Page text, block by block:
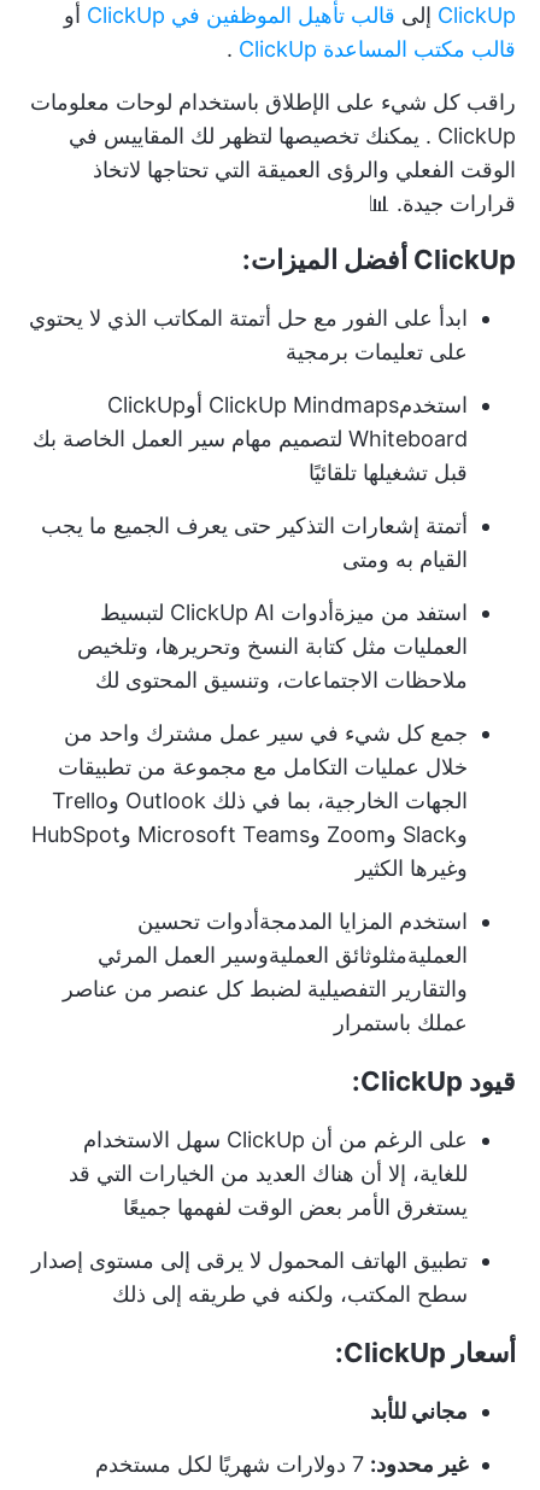
ClickUp إلى قالب تأهيل الموظفين في ClickUp
أو
قالب مكتب المساعدة ClickUp
.
راقب كل شيء على الإطلاق باستخدام لوحات معلومات
ClickUp . يمكنك تخصيصها لتظهر لك المقاييس في
الوقت الفعلي والرؤى العميقة التي تحتاجها لاتخاذ
قرارات جيدة. 📊
ClickUp أفضل الميزات:
ابدأ على الفور مع حل أتمتة المكاتب الذي لا يحتوي
على تعليمات برمجية
استخدمClickUp Mindmaps أوClickUp
Whiteboard لتصميم مهام سير العمل الخاصة بك
قبل تشغيلها تلقائيًا
أتمتة إشعارات التذكير حتى يعرف الجميع ما يجب
القيام به ومتى
استفد من ميزةأدوات ClickUp AI
لتبسيط
العمليات مثل كتابة النسخ وتحريرها، وتلخيص
ملاحظات الاجتماعات، وتنسيق المحتوى لك
جمع كل شيء في سير عمل مشترك واحد من
خلال عمليات التكامل مع مجموعة من تطبيقات
الجهات الخارجية، بما في ذلك Outlook وTrello
وSlack وZoom وMicrosoft Teams وHubSpot
وغيرها الكثير
استخدم المزايا المدمجةأدوات تحسين
العمليةمثلوثائق العمليةوسير العمل المرئي
والتقارير التفصيلية لضبط كل عنصر من عناصر
عملك باستمرار
قيود ClickUp:
على الرغم من أن ClickUp سهل الاستخدام
للغاية، إلا أن هناك العديد من الخيارات التي قد
يستغرق الأمر بعض الوقت لفهمها جميعًا
تطبيق الهاتف المحمول لا يرقى إلى مستوى إصدار
سطح المكتب، ولكنه في طريقه إلى ذلك
أسعار ClickUp:
مجاني للأبد
غير محدود: